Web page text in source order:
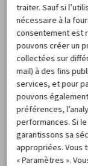
Récupérer
a Car
Quand on arrive
descente de
Portugal. Ainsi,
sont au coeur
proximité des
traiter. Sauf si
nécessaire à la
consentement est
pouvons créer un
collectées sur
mail) à des fins
services, et pour
pouvons
préférences,
performances. Si le
garantissons sa
appropriées. Vous
« Paramètres ».